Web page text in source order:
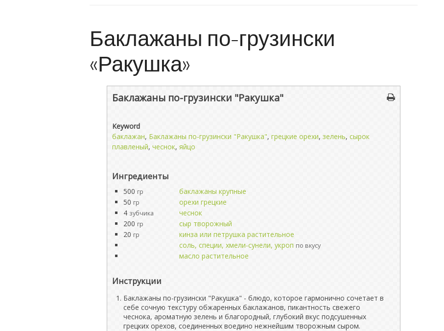
Баклажаны по-грузински
«Ракушка»
Баклажаны по-грузински "Ракушка"
Keyword
баклажан, Баклажаны по-грузински "Ракушка", грецкие орехи, зелень, сырок
плавленый, чеснок, яйцо
Ингредиенты
500 гр
баклажаны крупные
50 гр
орехи грецкие
4 зубчика
чеснок
200 гр
сыр творожный
20 гр
кинза или петрушка растительное
соль, специи, хмели-сунели, укроп по вкусу
масло растительное
Инструкции
Баклажаны по-грузински "Ракушка" - блюдо, которое гармонично сочетает в
себе сочную текстуру обжаренных баклажанов, пикантность свежего
чеснока, ароматную зелень и благородный, глубокий вкус подсушенных
грецких орехов, соединенных воедино нежнейшим творожным сыром.